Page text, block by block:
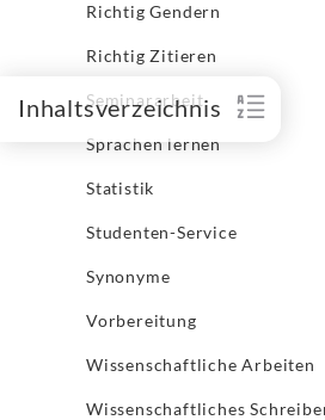
Richtig Gendern
Richtig Zitieren
Seminararbeit
Sprachen lernen
Statistik
Studenten-Service
Synonyme
Vorbereitung
Wissenschaftliche Arbeiten
Wissenschaftliches
Inhaltsverzeichnis